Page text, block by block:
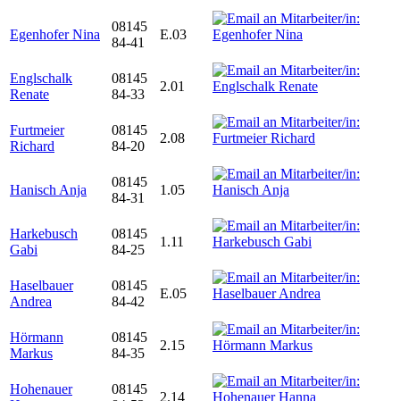
Egenhofer Nina
08145
84-41
E.03
Englschalk
Renate
08145
84-33
2.01
Furtmeier
Richard
08145
84-20
2.08
Hanisch Anja
08145
84-31
1.05
Harkebusch
Gabi
08145
84-25
1.11
Haselbauer
Andrea
08145
84-42
E.05
Hörmann
Markus
08145
84-35
2.15
Hohenauer
08145
2.14